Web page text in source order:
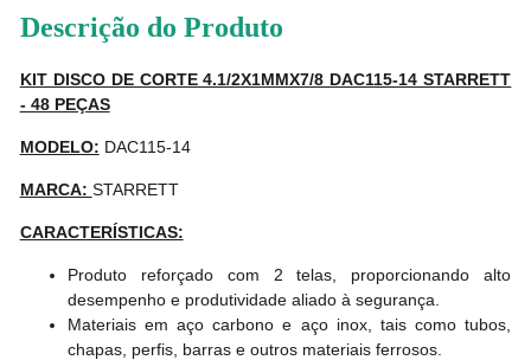
Descrição do Produto
KIT DISCO DE CORTE 4.1/2X1MMX7/8 DAC115-14 STARRETT
- 48 PEÇAS
MODELO: DAC115-14
MARCA: STARRETT
CARACTERÍSTICAS:
Produto reforçado com 2 telas, proporcionando alto
desempenho e produtividade aliado à segurança.
Materiais em aço carbono e aço inox, tais como tubos,
chapas, perfis, barras e outros materiais ferrosos.